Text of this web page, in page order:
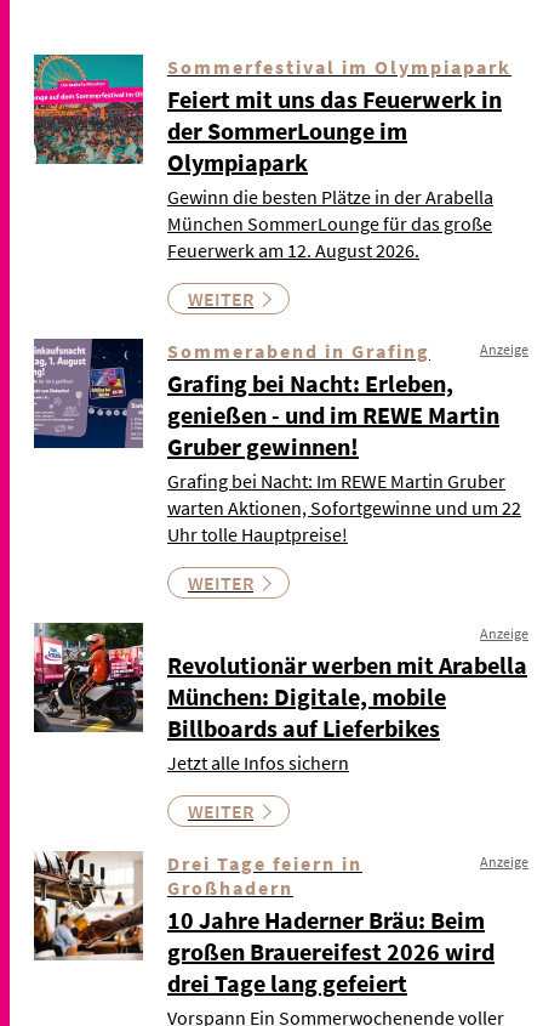
Sommerfestival im Olympiapark
Feiert mit uns das Feuerwerk in
der SommerLounge im
Olympiapark
Gewinn die besten Plätze in der Arabella
München SommerLounge für das große
Feuerwerk am 12. August 2026.
WEITER
Sommerabend in Grafing Anzeige
Grafing bei Nacht: Erleben,
genießen - und im REWE Martin
Gruber gewinnen!
Grafing bei Nacht: Im REWE Martin Gruber
warten Aktionen, Sofortgewinne und um 22
Uhr tolle Hauptpreise!
WEITER
Anzeige
Revolutionär werben mit Arabella
München: Digitale, mobile
Billboards auf Lieferbikes
Jetzt alle Infos sichern
WEITER
Drei Tage feiern in
Großhadern
Anzeige
10 Jahre Haderner Bräu: Beim
großen Brauereifest 2026 wird
drei Tage lang gefeiert
Vorspann Ein Sommerwochenende voller